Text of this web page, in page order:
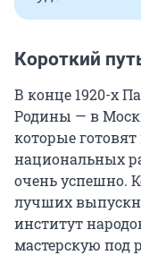
Короткий
В конце 1920-х
Родины — в
которые
национальных
очень успешно.
лучших
институт
мастерскую под